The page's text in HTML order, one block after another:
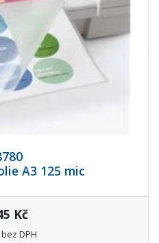
A3 125 mic
Kč
bez DPH